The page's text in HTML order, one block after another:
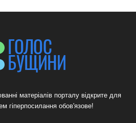
матеріалів порталу відкрите для
гіперпосилання обов'язове!